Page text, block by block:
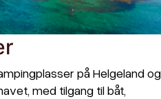
på Helgeland og
med tilgang til båt,